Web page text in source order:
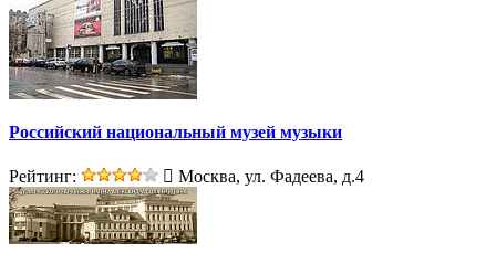
Российский национальный музей музыки
Рейтинг: Москва, ул. Фадеева, д.4